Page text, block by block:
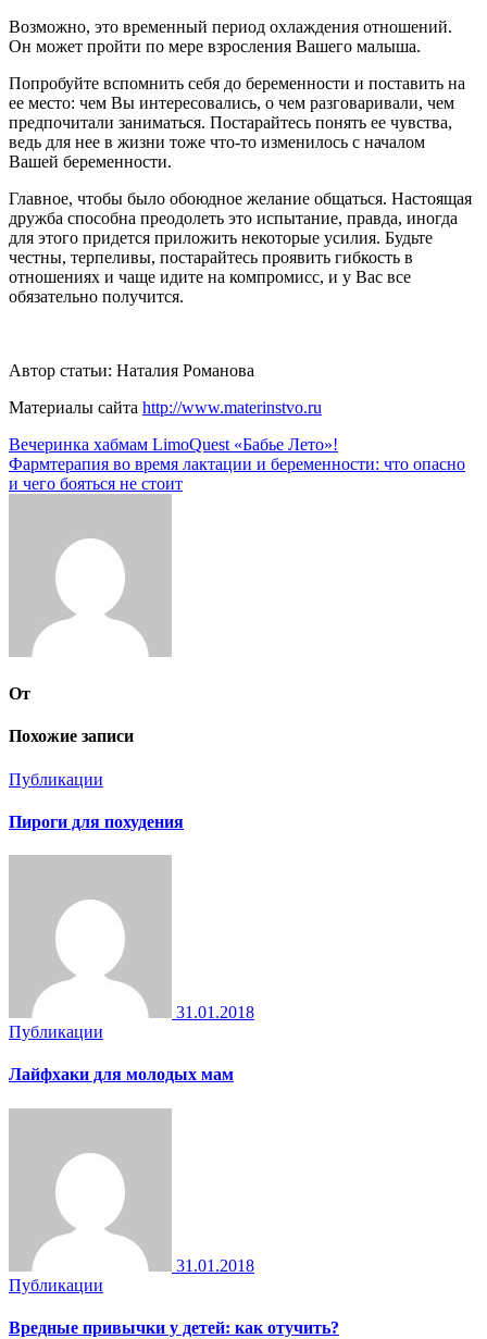
Возможно, это временный период охлаждения отношений.
Он может пройти по мере взросления Вашего малыша.
Попробуйте вспомнить себя до беременности и поставить на
ее место: чем Вы интересовались, о чем разговаривали, чем
предпочитали заниматься. Постарайтесь понять ее чувства,
ведь для нее в жизни тоже что-то изменилось с началом
Вашей беременности.
Главное, чтобы было обоюдное желание общаться. Настоящая
дружба способна преодолеть это испытание, правда, иногда
для этого придется приложить некоторые усилия. Будьте
честны, терпеливы, постарайтесь проявить гибкость в
отношениях и чаще идите на компромисс, и у Вас все
обязательно получится.
Автор статьи: Наталия Романова
Материалы сайта http://www.materinstvo.ru
Навигация
по
Вечеринка хабмам LimoQuest «Бабье Лето»!
Фармтерапия во время лактации и беременности: что опасно
и чего бояться не стоит
От
Похожие записи
Публикации
Пироги для похудения
31.01.2018
Публикации
Лайфхаки для молодых мам
31.01.2018
Публикации
Вредные привычки у детей: как отучить?